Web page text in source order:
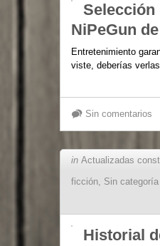
Selección
NiPeGun
Entretenimiento
viste, deberías
Sin comentarios
in Actualizadas
ficción Sin categoría
Historial